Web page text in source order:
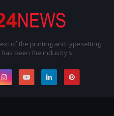
of the printing and typesetting
been the industry's.